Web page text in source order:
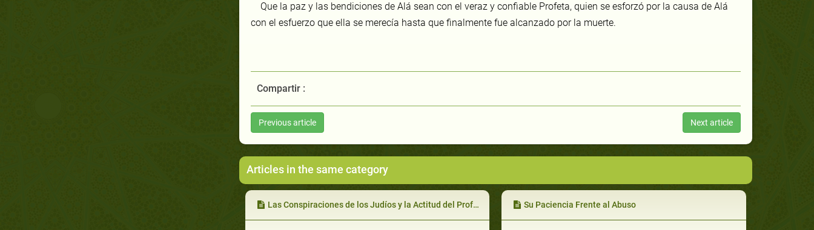
Que la paz y las bendiciones de Alá sean con el veraz y confiable Profeta, quien se esforzó por la causa de Alá
con el esfuerzo que ella se merecía hasta que finalmente fue alcanzado por la muerte.
Compartir :
Previous article Next article
Articles in the same category
Las Conspiraciones de los Judíos y la Actitud del Profeta (saaw) Hacia Ellos Su Paciencia Frente al Abuso